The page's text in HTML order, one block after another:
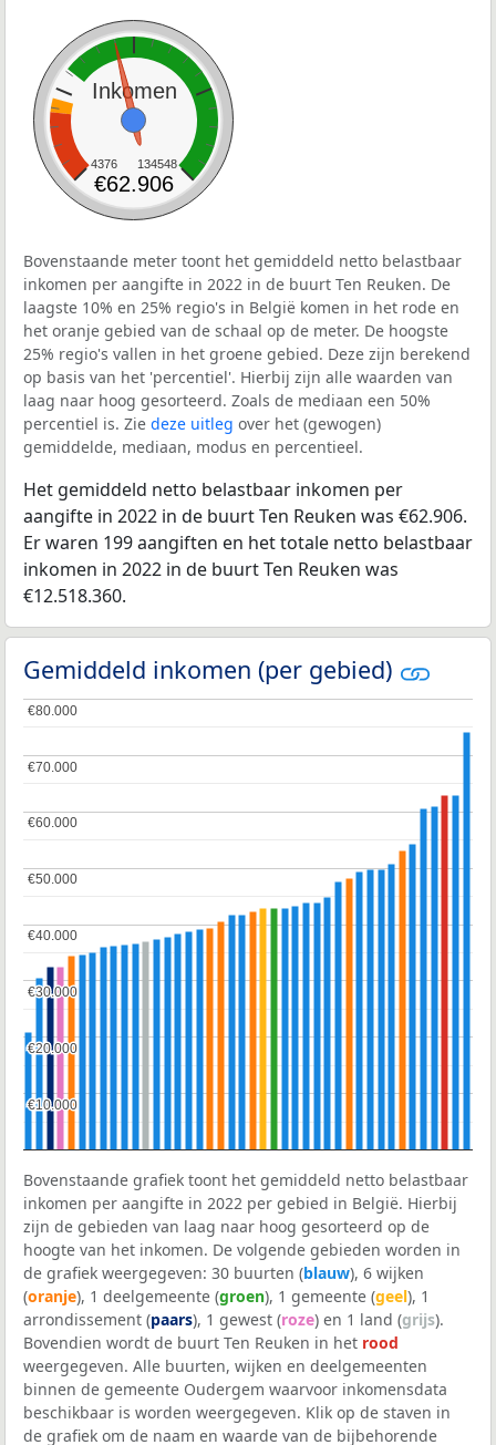
Inkomen
4376 134548
€62.906
Bovenstaande meter toont het gemiddeld netto belastbaar
inkomen per aangifte in 2022 in de buurt Ten Reuken. De
laagste 10% en 25% regio's in België komen in het rode en
het oranje gebied van de schaal op de meter. De hoogste
25% regio's vallen in het groene gebied. Deze zijn berekend
op basis van het 'percentiel'. Hierbij zijn alle waarden van
laag naar hoog gesorteerd. Zoals de mediaan een 50%
percentiel is. Zie deze uitleg over het (gewogen)
gemiddelde, mediaan, modus en percentieel.
Het gemiddeld netto belastbaar inkomen per
aangifte in 2022 in de buurt Ten Reuken was €62.906.
Er waren 199 aangiften en het totale netto belastbaar
inkomen in 2022 in de buurt Ten Reuken was
€12.518.360.
Gemiddeld inkomen (per gebied)
€10.000
€10.000
€20.000
€20.000
€30.000
€30.000
€40.000
€40.000
€50.000
€50.000
€60.000
€60.000
€70.000
€70.000
€80.000
€80.000
Bovenstaande grafiek toont het gemiddeld netto belastbaar
inkomen per aangifte in 2022 per gebied in België. Hierbij
zijn de gebieden van laag naar hoog gesorteerd op de
hoogte van het inkomen. De volgende gebieden worden in
de grafiek weergegeven: 30 buurten (blauw), 6 wijken
(oranje), 1 deelgemeente (groen), 1 gemeente (geel), 1
arrondissement (paars), 1 gewest (roze) en 1 land (grijs).
Bovendien wordt de buurt Ten Reuken in het rood
weergegeven. Alle buurten, wijken en deelgemeenten
binnen de gemeente Oudergem waarvoor inkomensdata
beschikbaar is worden weergegeven. Klik op de staven in
de grafiek om de naam en waarde van de bijbehorende